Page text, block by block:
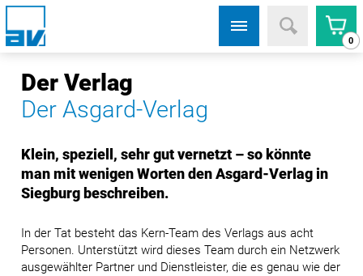
0
Der Verlag
Der Asgard-Verlag
Klein, speziell, sehr gut vernetzt – so könnte
man mit wenigen Worten den Asgard-Verlag in
Siegburg beschreiben.
In der Tat besteht das Kern-Team des Verlags aus acht
Personen. Unterstützt wird dieses Team durch ein Netzwerk
ausgewählter Partner und Dienstleister, die es genau wie der